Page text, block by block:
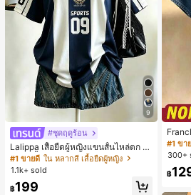
9
#ชุดฤดูร้อน
Lalippa เสื้อยืดผู้หญิงแขนสั้นไหล่ตก ค
อวีปกเสื้อ ลายพิมพ์ดิจิทัลลายทาง สไตล์
สปอร์ตแฟชั่นมินิมอล ของขวัญสำหรับเ
พื่อน
#1 ขายดี ใน หลากสี เสื้อยืดผู้หญิง
1.1k+ sold
฿199
ะสงค์
#1 ขา
300+
฿